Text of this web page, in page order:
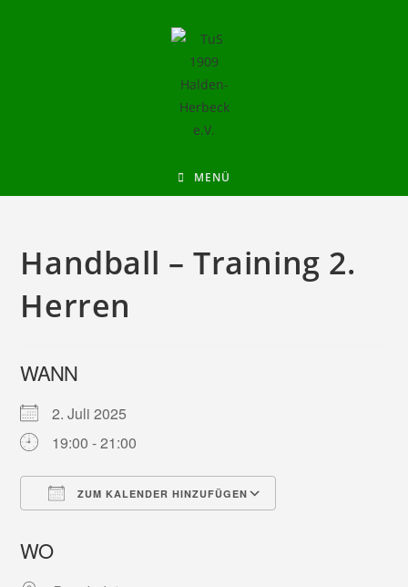
MENÜ
Handball – Training 2.
Herren
WANN
2. Juli 2025
19:00 - 21:00
ZUM KALENDER HINZUFÜGEN
WO